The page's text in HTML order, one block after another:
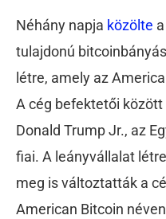
Néhány napja közölte
tulajdonú
létre, amely az
A cég befektetői között
Donald Trump Jr., az
fiai. A leányvállalat
meg is változtatták a
American Bitcoin